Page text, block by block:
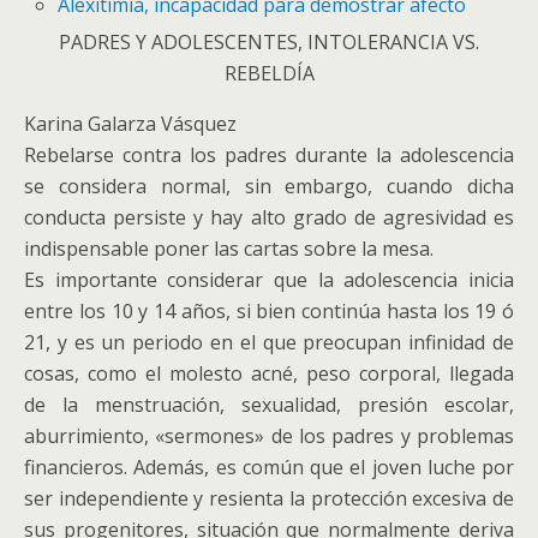
Alexitimia, incapacidad para demostrar afecto
PADRES Y ADOLESCENTES, INTOLERANCIA VS.
REBELDÍA
Karina Galarza Vásquez
Rebelarse contra los padres durante la adolescencia
se considera normal, sin embargo, cuando dicha
conducta persiste y hay alto grado de agresividad es
indispensable poner las cartas sobre la mesa.
Es importante considerar que la adolescencia inicia
entre los 10 y 14 años, si bien continúa hasta los 19 ó
21, y es un periodo en el que preocupan infinidad de
cosas, como el molesto acné, peso corporal, llegada
de la menstruación, sexualidad, presión escolar,
aburrimiento, «sermones» de los padres y problemas
financieros. Además, es común que el joven luche por
ser independiente y resienta la protección excesiva de
sus progenitores, situación que normalmente deriva